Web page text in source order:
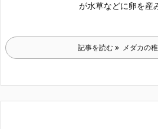
が水草などに卵を産
記事を読む メダカの